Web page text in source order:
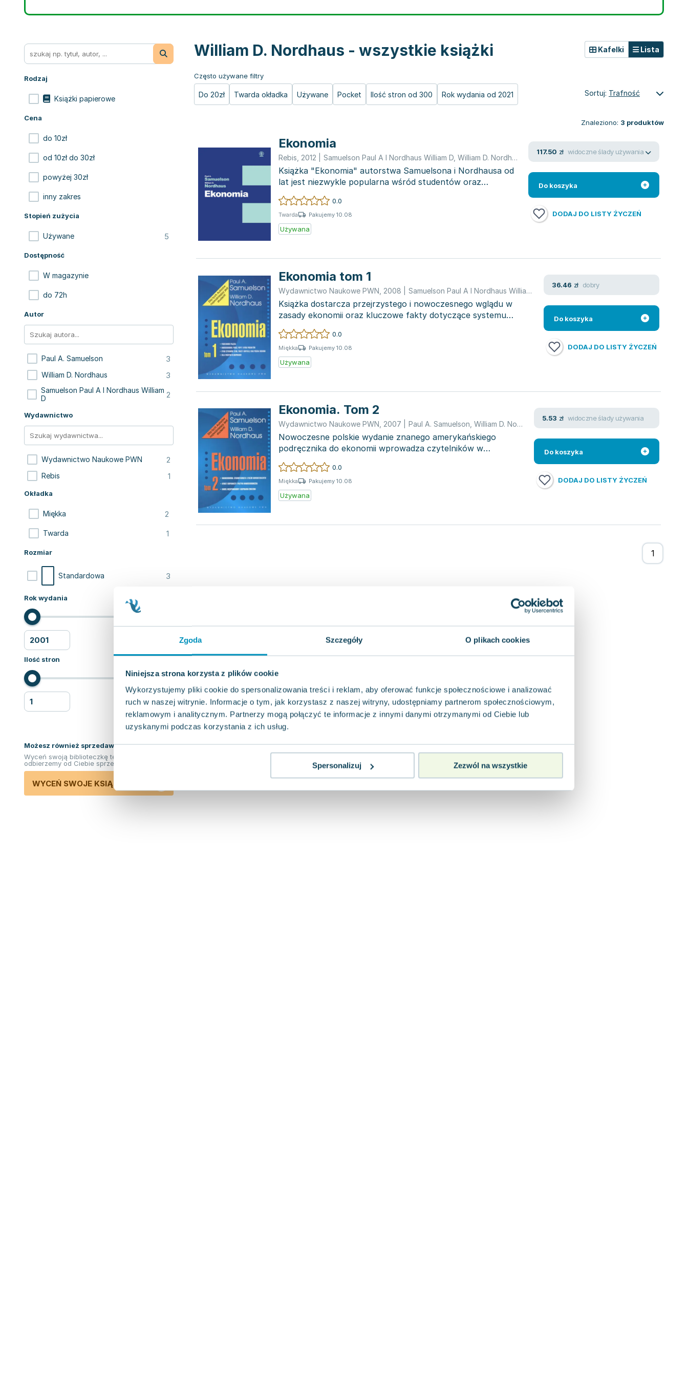
Zgoda Szczegóły O plikach cookies
Niniejsza strona korzysta z plików cookie
Wykorzystujemy pliki cookie do spersonalizowania treści i reklam, aby oferować funkcje społecznościowe i analizować
ruch w naszej witrynie. Informacje o tym, jak korzystasz z naszej witryny, udostępniamy partnerom społecznościowym,
reklamowym i analitycznym. Partnerzy mogą połączyć te informacje z innymi danymi otrzymanymi od Ciebie lub
uzyskanymi podczas korzystania z ich usług.
Spersonalizuj Zezwól na wszystkie
Rodzaj
Książki papierowe
Cena
do 10zł
od 10zł do 30zł
powyżej 30zł
inny zakres
Stopień zużycia
Używane 5
Dostępność
W magazynie
do 72h
Autor
Paul A. Samuelson 3
William D. Nordhaus 3
Samuelson Paul A I Nordhaus William
D
2
Wydawnictwo
Wydawnictwo Naukowe PWN 2
Rebis 1
Okładka
Miękka 2
Twarda 1
Rozmiar
Standardowa 3
Rok wydania
Ilość stron
Możesz również sprzedawać ksiązki!
Wyceń swoją biblioteczkę teraz. Odkupimy i
odbierzemy od Ciebie sprzedane książki.
WYCEŃ SWOJE KSIĄŻKI
William D. Nordhaus - wszystkie książki
Często używane filtry
Do 20zł Twarda okładka Używane Pocket Ilość stron od 300 Rok wydania od 2021
Kafelki Lista
Sortuj: Trafność
Znaleziono: 3 produktów
Ekonomia
Rebis 2012 Samuelson Paul A I Nordhaus William D William D. Nordhaus Paul A. Samuelson
Książka "Ekonomia" autorstwa Samuelsona i Nordhausa od
lat jest niezwykle popularna wśród studentów oraz
wykładowców akademickich....
0.0
Twarda Pakujemy 10.08
Używana
117.50 zł widoczne ślady używania
Do koszyka
DODAJ DO LISTY ŻYCZEŃ
Ekonomia tom 1
Wydawnictwo Naukowe PWN 2008 Samuelson Paul A I Nordhaus William D William D. Nordhaus Paul A. Samuelson
Książka dostarcza przejrzystego i nowoczesnego wglądu w
zasady ekonomii oraz kluczowe fakty dotyczące systemu
gospodarczego Stanów...
0.0
Miękka Pakujemy 10.08
Używana
36.46 zł dobry
Do koszyka
DODAJ DO LISTY ŻYCZEŃ
Ekonomia. Tom 2
Wydawnictwo Naukowe PWN 2007 Paul A. Samuelson William D. Nordhaus
Nowoczesne polskie wydanie znanego amerykańskiego
podręcznika do ekonomii wprowadza czytelników w
podstawowe zagadnienia tego obsz...
0.0
Miękka Pakujemy 10.08
Używana
5.53 zł widoczne ślady używania
Do koszyka
DODAJ DO LISTY ŻYCZEŃ